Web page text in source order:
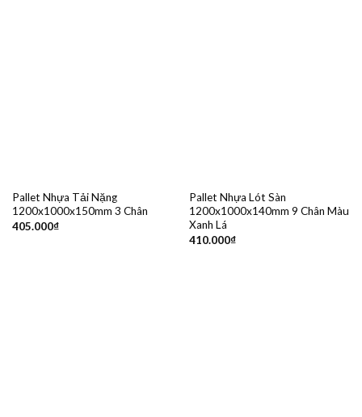
Pallet Nhựa Tải Nặng
1200x1000x150mm 3 Chân
405.000₫
Pallet Nhựa Lót Sàn
1200x1000x140mm 9 Chân Màu
Xanh Lá
410.000₫